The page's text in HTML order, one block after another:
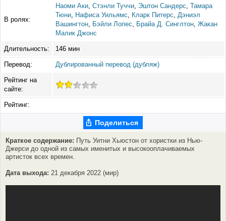
В ролях:
Наоми Аки Стэнли Туччи Эштон Сандерс Тамара
Тюни
Нафиса Уильямс Кларк Питерс
Дэниэл
Вашингтон
Бэйли Лопес Брайа Д. Синглтон Жакан
Малик Джонс
Длительность: 146 мин
Перевод: Дублированный перевод (дубляж)
Рейтинг на
сайте:
Рейтинг:
Поделиться
Краткое содержание: Путь Уитни Хьюстон от хористки из Нью-
Джерси до одной из самых именитых и высокооплачиваемых
артисток всех времен.
Дата выхода: 21 декабря 2022 (мир)